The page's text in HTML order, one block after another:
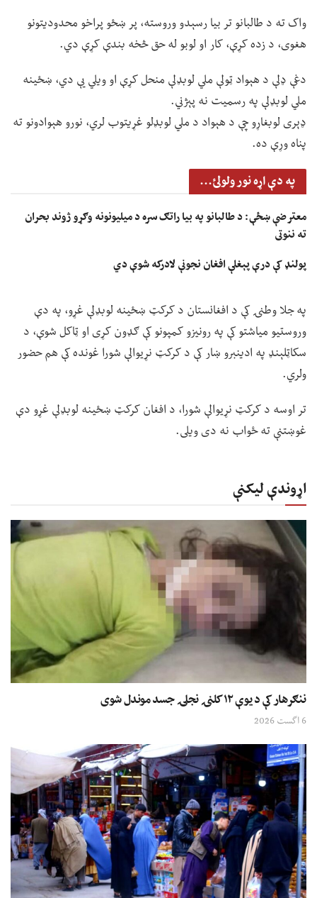
واک ته د طالبانو تر بیا رسېدو وروسته، پر ښځو پراخو محدودیتونو
هغوی، د زده کړې، کار او لوبو له حق څخه بندې کړې دي.
دغې ډلې د هېواد ټولې ملي لوبډلې منحل کړې او ویلي یې دي، ښځینه
ملي لوبډلې په رسمیت نه پېژني.
ډېری لوبغاړو چې د هېواد د ملي لوبډلو غړیتوب لري، نورو هېوادونو ته
پناه وړې ده.
په دې اړه نور ولولئ...
معترضې ښځې: د طالبانو په بیا راتګ سره د میلیونونه وګړو ژوند بحران
ته ننوتی
پولنډ کې درې پېغلې افغان نجونې لادرکه شوې دي
په جلا وطنۍ کې د افغانستان د کرکټ ښځینه لوبډلې غړو، په دې
وروستیو میاشتو کې په رونیزو کمپونو کې ګډون کړی او ټاکل شوې، د
سکاټلېنډ په ادینبرو ښار کې د کرکټ نړیوالې شورا غونده کې هم حضور
ولري.
تر اوسه د کرکټ نړیوالې شورا، د افغان کرکټ ښځینه لوبډلې غړو دې
غوښتنې ته ځواب نه دی ویلی.
اړوندې لیکنې
ننګرهار کې د یوې ۱۲ کلنۍ نجلۍ جسد موندل شوی
6 اگست 2026